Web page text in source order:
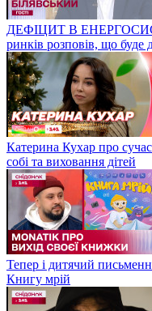
ДЕФІЦИТ В
ринків розповів, що буде
Катерина Кухар про
собі та виховання дітей
Тепер і дитячий
Книгу мрій